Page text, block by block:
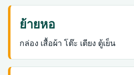
ย้ายหอ
กล่อง เสื้อผ้า โต๊ะ เตียง ตู้เย็น